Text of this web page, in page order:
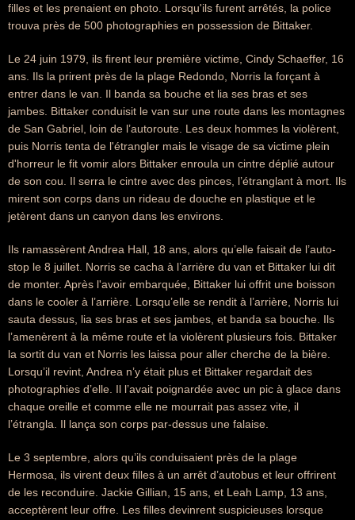
filles et les prenaient en photo. Lorsqu'ils furent arrêtés, la police
trouva près de 500 photographies en possession de Bittaker.
Le 24 juin 1979, ils firent leur première victime, Cindy Schaeffer, 16
ans. Ils la prirent près de la plage Redondo, Norris la forçant à
entrer dans le van. Il banda sa bouche et lia ses bras et ses
jambes. Bittaker conduisit le van sur une route dans les montagnes
de San Gabriel, loin de l’autoroute. Les deux hommes la violèrent,
puis Norris tenta de l'étrangler mais le visage de sa victime plein
d'horreur le fit vomir alors Bittaker enroula un cintre déplié autour
de son cou. Il serra le cintre avec des pinces, l’étranglant à mort. Ils
mirent son corps dans un rideau de douche en plastique et le
jetèrent dans un canyon dans les environs.
Ils ramassèrent Andrea Hall, 18 ans, alors qu’elle faisait de l’auto-
stop le 8 juillet. Norris se cacha à l’arrière du van et Bittaker lui dit
de monter. Après l'avoir embarquée, Bittaker lui offrit une boisson
dans le cooler à l’arrière. Lorsqu’elle se rendit à l’arrière, Norris lui
sauta dessus, lia ses bras et ses jambes, et banda sa bouche. Ils
l’amenèrent à la même route et la violèrent plusieurs fois. Bittaker
la sortit du van et Norris les laissa pour aller cherche de la bière.
Lorsqu’il revint, Andrea n’y était plus et Bittaker regardait des
photographies d’elle. Il l’avait poignardée avec un pic à glace dans
chaque oreille et comme elle ne mourrait pas assez vite, il
l’étrangla. Il lança son corps par-dessus une falaise.
Le 3 septembre, alors qu’ils conduisaient près de la plage
Hermosa, ils virent deux filles à un arrêt d’autobus et leur offrirent
de les reconduire. Jackie Gillian, 15 ans, et Leah Lamp, 13 ans,
acceptèrent leur offre. Les filles devinrent suspicieuses lorsque